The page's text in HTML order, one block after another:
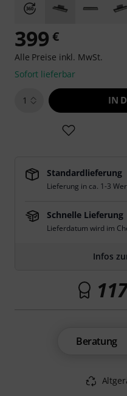
399 €
Alle Preise inkl. MwSt.
Sofort lieferbar
1 IN
Standardlieferung
Lieferung in ca. 1-3
Schnelle Lieferung
Lieferdatum wird im
Infos
Beratung